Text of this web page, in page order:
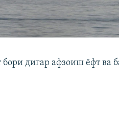
бори дигар афзоиш ёфт ва